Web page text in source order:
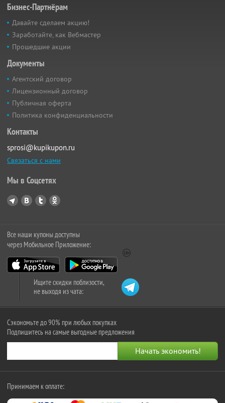
Бизнес-Партнёрам
Давайте сделаем акцию!
Заработайте, как Вебмастер
Прошедшие акции
Документы
Агентский договор
Лицензионный договор
Публичная оферта
Политика конфиденциальности
Контакты
sprosi@kupikupon.ru
Связаться с нами
Мы в Соцсетях
Все наши купоны доступны
через Мобильное Приложение:
Ищите скидки поблизости,
не выходя из чата:
Сэкономьте до 90% при любых покупках
Подпишитесь на самые выгодные предложения
Принимаем к оплате: